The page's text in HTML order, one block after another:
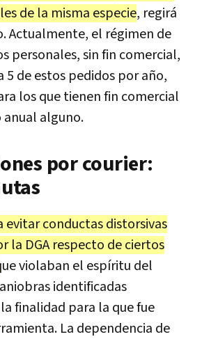
de la misma especie, regirá
Actualmente, el régimen de
personales, sin fin comercial,
5 de estos pedidos por año,
los que tienen fin comercial
anual alguno.
por courier:
evitar conductas distorsivas
la DGA respecto de ciertos
violaban el espíritu del
identificadas
finalidad para la que fue
La dependencia de